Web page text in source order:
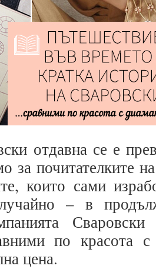
отдавна се е
за почитателките
които сами
– в
по красота
цена.